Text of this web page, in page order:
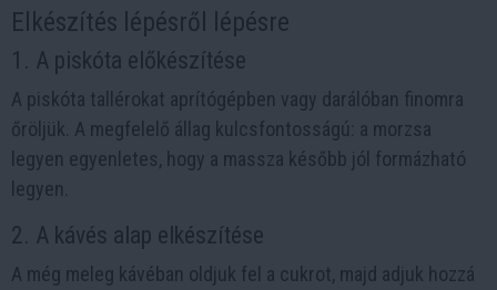
Elkészítés lépésről lépésre
1. A piskóta előkészítése
A piskóta tallérokat aprítógépben vagy darálóban finomra
őröljük. A megfelelő állag kulcsfontosságú: a morzsa
legyen egyenletes, hogy a massza később jól formázható
legyen.
2. A kávés alap elkészítése
A még meleg kávéban oldjuk fel a cukrot, majd adjuk hozzá